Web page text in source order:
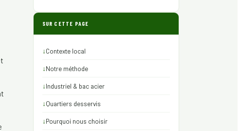
SUR CETTE PAGE
↓Contexte local
↓Notre méthode
↓Industriel & bac acier
↓Quartiers desservis
↓Pourquoi nous choisir